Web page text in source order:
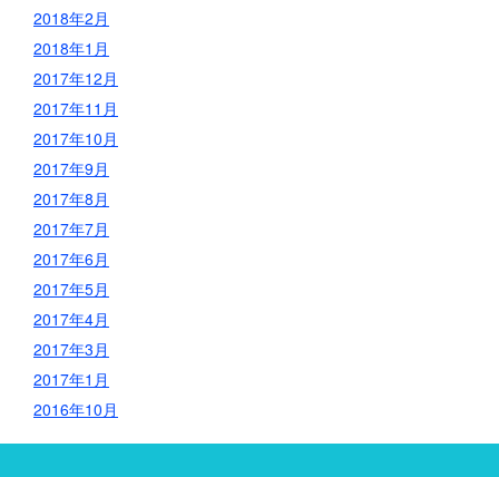
2018年2月
2018年1月
2017年12月
2017年11月
2017年10月
2017年9月
2017年8月
2017年7月
2017年6月
2017年5月
2017年4月
2017年3月
2017年1月
2016年10月